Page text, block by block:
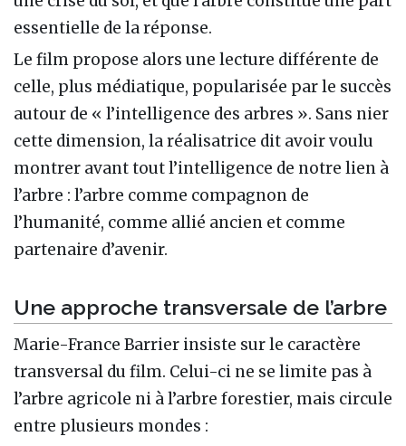
essentielle de la réponse.
Le film propose alors une lecture différente de
celle, plus médiatique, popularisée par le succès
autour de « l’intelligence des arbres ». Sans nier
cette dimension, la réalisatrice dit avoir voulu
montrer avant tout l’intelligence de notre lien à
l’arbre : l’arbre comme compagnon de
l’humanité, comme allié ancien et comme
partenaire d’avenir.
Une approche transversale de l’arbre
Marie-France Barrier insiste sur le caractère
transversal du film. Celui-ci ne se limite pas à
l’arbre agricole ni à l’arbre forestier, mais circule
entre plusieurs mondes :